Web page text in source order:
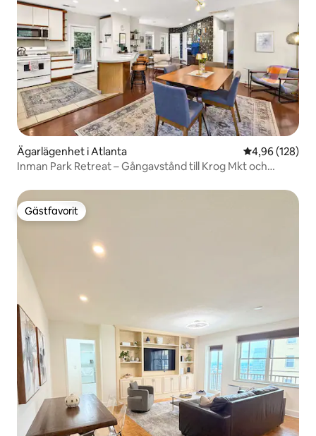
Ägarlägenhet i Atlanta 4,96 av 5 i
4,96 (128)
Inman Park Retreat – Gångavstånd till Krog Mkt och
Gästfavorit
Gästfavorit